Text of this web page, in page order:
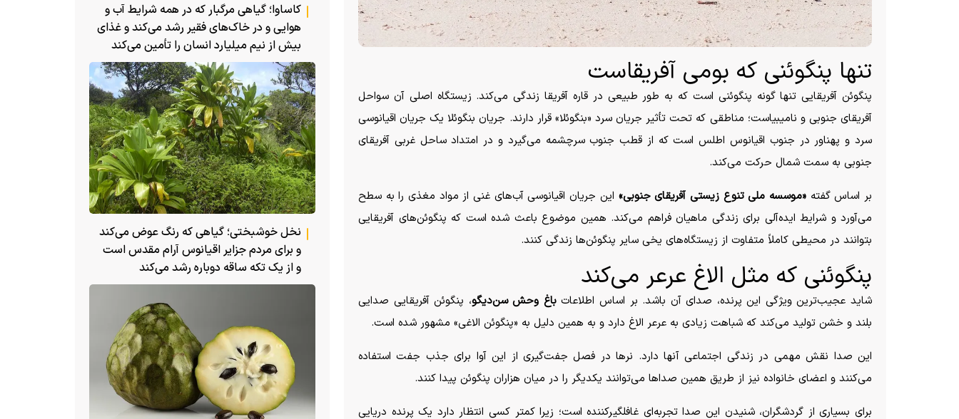
تنها پنگوئنی که بومی آفریقاست
پنگوئن آفریقایی تنها گونه پنگوئنی است که به طور طبیعی در قاره آفریقا زندگی می‌کند. زیستگاه اصلی آن سواحل
آفریقای جنوبی و نامیبیاست؛ مناطقی که تحت تأثیر جریان سرد «بنگوئلا» قرار دارند. جریان بنگوئلا یک جریان اقیانوسی
سرد و پهناور در جنوب اقیانوس اطلس است که از قطب جنوب سرچشمه می‌گیرد و در امتداد ساحل غربی آفریقای
جنوبی به سمت شمال حرکت می‌کند.
بر اساس گفته«موسسه ملی تنوع زیستی آفریقای جنوبی» این جریان اقیانوسی آب‌های غنی از مواد مغذی را به سطح
می‌آورد و شرایط ایده‌آلی برای زندگی ماهیان فراهم می‌کند. همین موضوع باعث شده است که پنگوئن‌های آفریقایی
بتوانند در محیطی کاملاً متفاوت از زیستگاه‌های یخی سایر پنگوئن‌ها زندگی کنند.
پنگوئنی که مثل الاغ عرعر می‌کند
شاید عجیب‌ترین ویژگی این پرنده، صدای آن باشد. بر اساس اطلاعاتباغ وحش سن‌دیگو، پنگوئن آفریقایی صدایی
بلند و خشن تولید می‌کند که شباهت زیادی به عرعر الاغ دارد و به همین دلیل به «پنگوئن الاغی» مشهور شده است.
این صدا نقش مهمی در زندگی اجتماعی آنها دارد. نر‌ها در فصل جفت‌گیری از این آوا برای جذب جفت استفاده
می‌کنند و اعضای خانواده نیز از طریق همین صدا‌ها می‌توانند یکدیگر را در میان هزاران پنگوئن پیدا کنند.
برای بسیاری از گردشگران، شنیدن این صدا تجربه‌ای غافلگیرکننده است؛ زیرا کمتر کسی انتظار دارد یک پرنده دریایی
کاساوا؛ گیاهی مرگبار که در همه شرایط آب و
هوایی و در خاک‌های فقیر رشد می‌کند و غذای
بیش از نیم میلیارد انسان را تأمین می‌کند
نخل خوشبختی؛ گیاهی که رنگ عوض می‌کند
و برای مردم جزایر اقیانوس آرام مقدس است
و از یک تکه ساقه دوباره رشد می‌کند